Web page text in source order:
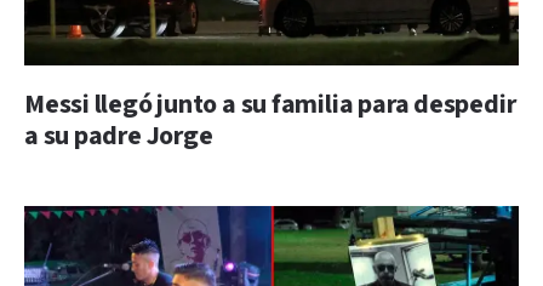
Messi llegó junto a su familia para despedir
a su padre Jorge